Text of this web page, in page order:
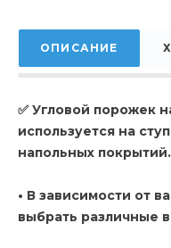
ОПИСАНИЕ
✅ Угловой порожек
используется на
напольных покрытий.
• В зависимости от
выбрать различные